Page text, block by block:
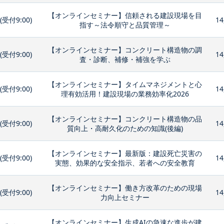
付9:00)
【オンラインセミナー】信頼される建設現場を目
指す～法令順守と品質管理～
付9:00)
【オンラインセミナー】コンクリート構造物の調
査・診断、補修・補強を学ぶ
付9:00)
【オンラインセミナー】タイムマネジメントと心
理有効活用！建設現場の業務効率化2026
付9:00)
【オンラインセミナー】コンクリート構造物の品
質向上・高耐久化のための知識(後編)
付9:00)
【オンラインセミナー】最新版：建設死亡災害の
実態、効果的な安全指示、若者への安全教育
付9:00)
【オンラインセミナー】働き方改革のための現場
力向上セミナー